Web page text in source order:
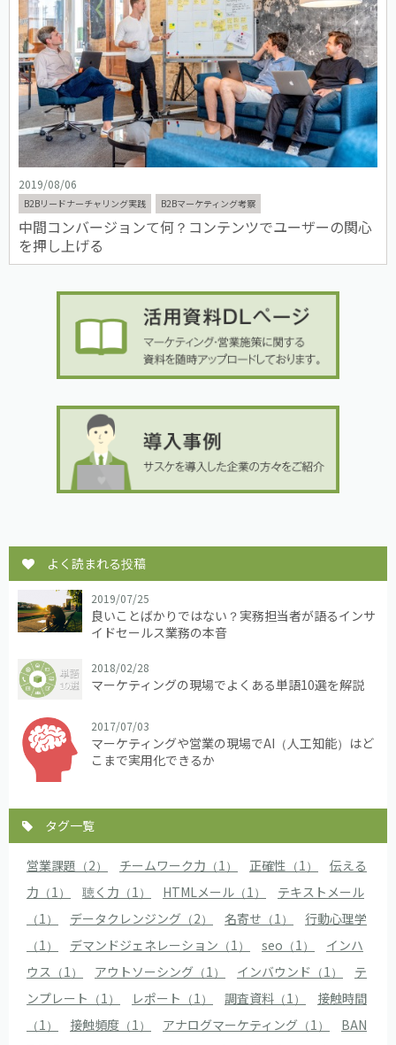
2019/08/06
B2Bリードナーチャリング実践 B2Bマーケティング考察
中間コンバージョンて何？コンテンツでユーザーの関心
を押し上げる
よく読まれる投稿
2019/07/25
良いことばかりではない？実務担当者が語るインサ
イドセールス業務の本音
2018/02/28
マーケティングの現場でよくある単語10選を解説
2017/07/03
マーケティングや営業の現場でAI（人工知能）はど
こまで実用化できるか
タグ一覧
営業課題（2） チームワーク力（1） 正確性（1）
伝える
力（1）
聴く力（1） HTMLメール（1）
テキストメール
（1）
データクレンジング（2） 名寄せ（1）
行動心理学
（1）
デマンドジェネレーション（1） seo（1）
インハ
ウス（1）
アウトソーシング（1） インバウンド（1）
テ
ンプレート（1）
レポート（1） 調査資料（1）
接触時間
（1）
接触頻度（1） アナログマーケティング（1）
BAN